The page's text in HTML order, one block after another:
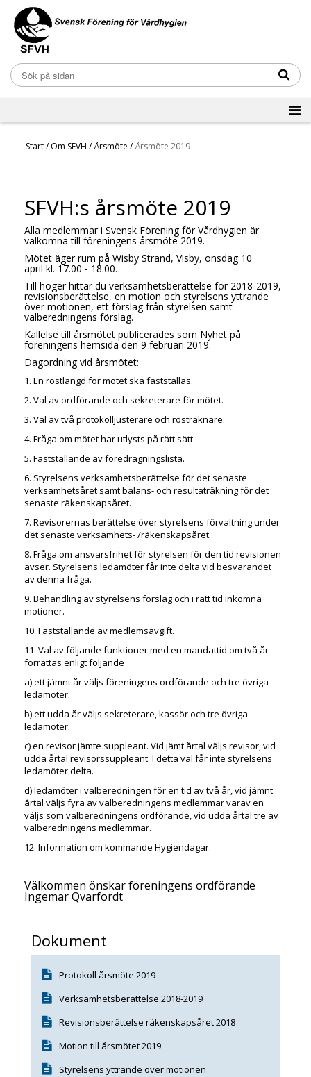
Start/ Om SFVH /Årsmöte /Årsmöte 2019
SFVH:s årsmöte 2019
Alla medlemmar i Svensk Förening för Vårdhygien är
välkomna till föreningens årsmöte 2019.
Mötet äger rum på Wisby Strand, Visby, onsdag 10
april kl. 17.00 - 18.00.
Till höger hittar du verksamhetsberättelse för 2018-2019,
revisionsberättelse, en motion och styrelsens yttrande
över motionen, ett förslag från styrelsen samt
valberedningens förslag.
Kallelse till årsmötet publicerades som Nyhet på
föreningens hemsida den 9 februari 2019.
Dagordning vid årsmötet:
1. En röstlängd för mötet ska fastställas.
2. Val av ordförande och sekreterare för mötet.
3. Val av två protokolljusterare och rösträknare.
4. Fråga om mötet har utlysts på rätt sätt.
5. Fastställande av föredragningslista.
6. Styrelsens verksamhetsberättelse för det senaste
verksamhetsåret samt balans- och resultaträkning för det
senaste räkenskapsåret.
7. Revisorernas berättelse över styrelsens förvaltning under
det senaste verksamhets- /räkenskapsåret.
8. Fråga om ansvarsfrihet för styrelsen för den tid revisionen
avser. Styrelsens ledamöter får inte delta vid besvarandet
av denna fråga.
9. Behandling av styrelsens förslag och i rätt tid inkomna
motioner.
10. Fastställande av medlemsavgift.
11. Val av följande funktioner med en mandattid om två år
förrättas enligt följande
a) ett jämnt år väljs föreningens ordförande och tre övriga
ledamöter.
b) ett udda år väljs sekreterare, kassör och tre övriga
ledamöter.
c) en revisor jämte suppleant. Vid jämt årtal väljs revisor, vid
udda årtal revisorssuppleant. I detta val får inte styrelsens
ledamöter delta.
d) ledamöter i valberedningen för en tid av två år, vid jämnt
årtal väljs fyra av valberedningens medlemmar varav en
väljs som valberedningens ordförande, vid udda årtal tre av
valberedningens medlemmar.
12. Information om kommande Hygiendagar.
Välkommen önskar föreningens ordförande
Ingemar Qvarfordt
Dokument
Protokoll årsmöte 2019
Verksamhetsberättelse 2018-2019
Revisionsberättelse räkenskapsåret 2018
Motion till årsmötet 2019
Styrelsens yttrande över motionen